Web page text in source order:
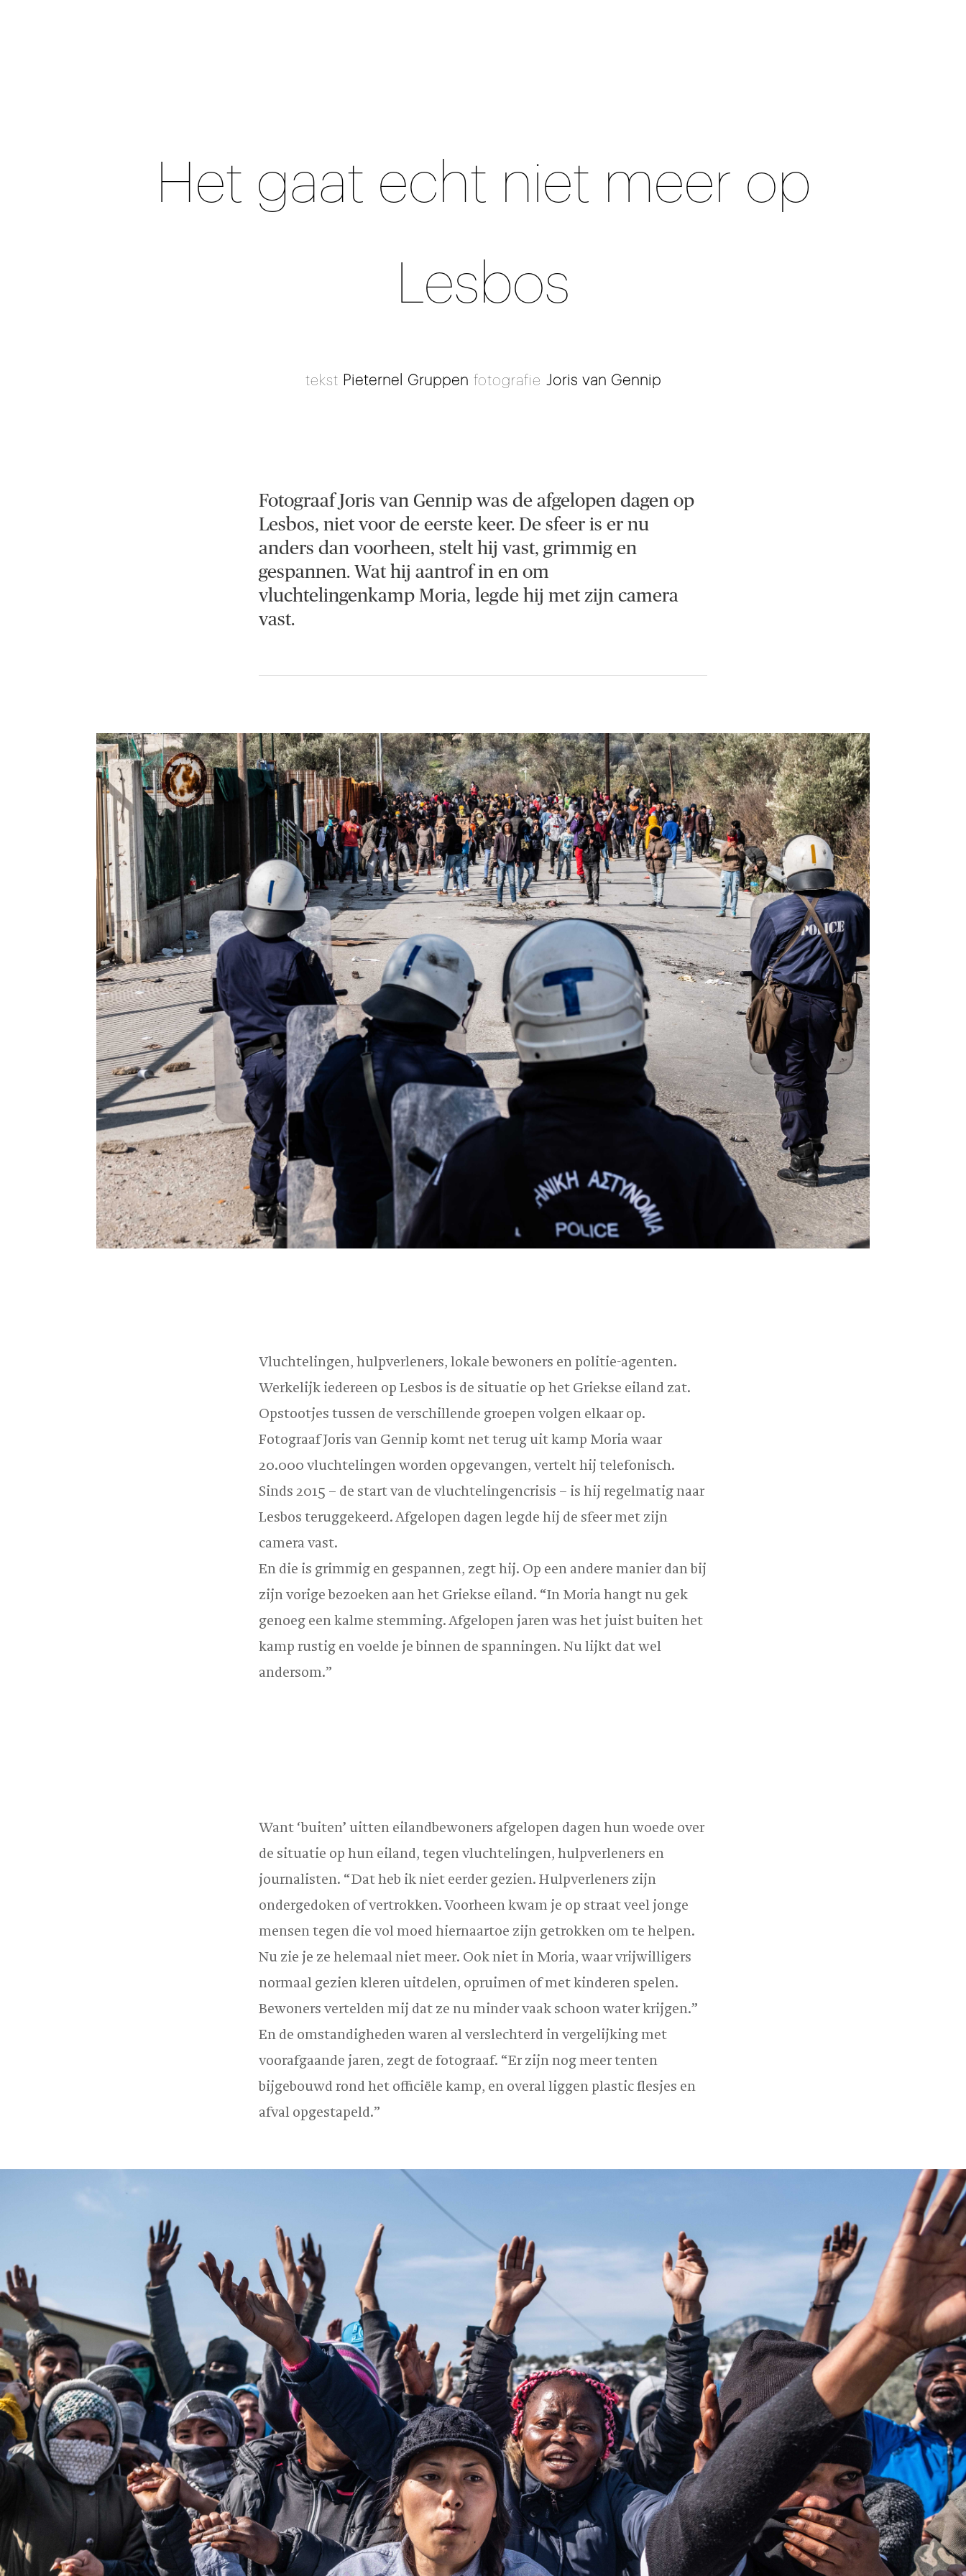
Het gaat echt niet meer op
Lesbos
tekst Pieternel Gruppen fotografie Joris van Gennip
Fotograaf Joris van Gennip was de afgelopen dagen op
Lesbos, niet voor de eerste keer. De sfeer is er nu
anders dan voorheen, stelt hij vast, grimmig en
gespannen. Wat hij aantrof in en om
vluchtelingenkamp Moria, legde hij met zijn camera
vast.
Vluchtelingen, hulpverleners, lokale bewoners en politie-agenten.
Werkelijk iedereen op Lesbos is de ­situatie op het Griekse eiland zat.
Opstootjes tussen de verschillende groepen volgen elkaar op.
Fotograaf Joris van Gennip komt net terug uit kamp Moria waar
20.000 vluchtelingen worden opgevangen, vertelt hij telefonisch.
Sinds 2015 – de start van de vluchtelingencrisis – is hij regelmatig naar
Lesbos teruggekeerd. Afgelopen dagen legde hij de sfeer met zijn
camera vast.
En die is grimmig en gespannen, zegt hij. Op een andere manier dan bij
zijn vorige bezoeken aan het Griekse eiland. “In Moria hangt nu gek
genoeg een kalme stemming. Afgelopen jaren was het juist buiten het
kamp rustig en voelde je binnen de spanningen. Nu lijkt dat wel
andersom.”
Want ‘buiten’ uitten eilandbewoners afgelopen dagen hun woede over
de situatie op hun eiland, tegen vluchtelingen, hulpverleners en
journalisten. “Dat heb ik niet eerder gezien. Hulpverleners zijn
ondergedoken of vertrokken. Voorheen kwam je op straat veel jonge
mensen tegen die vol moed hiernaartoe zijn getrokken om te helpen.
Nu zie je ze helemaal niet meer. Ook niet in Moria, waar vrijwilligers
normaal gezien kleren uitdelen, opruimen of met kinderen spelen.
Bewoners vertelden mij dat ze nu minder vaak schoon water krijgen.”
En de omstandigheden waren al verslechterd in vergelijking met
voorafgaande jaren, zegt de fotograaf. “Er zijn nog meer tenten
bijgebouwd rond het officiële kamp, en overal liggen plastic flesjes en
afval opgestapeld.”